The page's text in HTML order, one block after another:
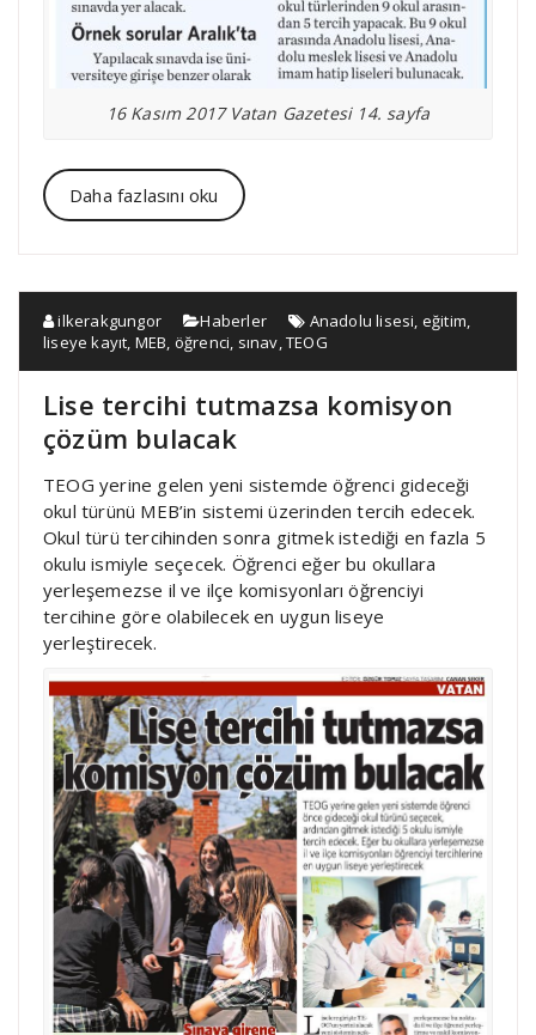
16 Kasım 2017 Vatan Gazetesi 14. sayfa
Daha fazlasını oku
ilkerakgungor Haberler Anadolu lisesi, eğitim,
liseye kayıt, MEB, öğrenci, sınav,TEOG
Lise tercihi tutmazsa komisyon
çözüm bulacak
TEOG yerine gelen yeni sistemde öğrenci gideceği
okul türünü MEB’in sistemi üzerinden tercih edecek.
Okul türü tercihinden sonra gitmek istediği en fazla 5
okulu ismiyle seçecek. Öğrenci eğer bu okullara
yerleşemezse il ve ilçe komisyonları öğrenciyi
tercihine göre olabilecek en uygun liseye
yerleştirecek.